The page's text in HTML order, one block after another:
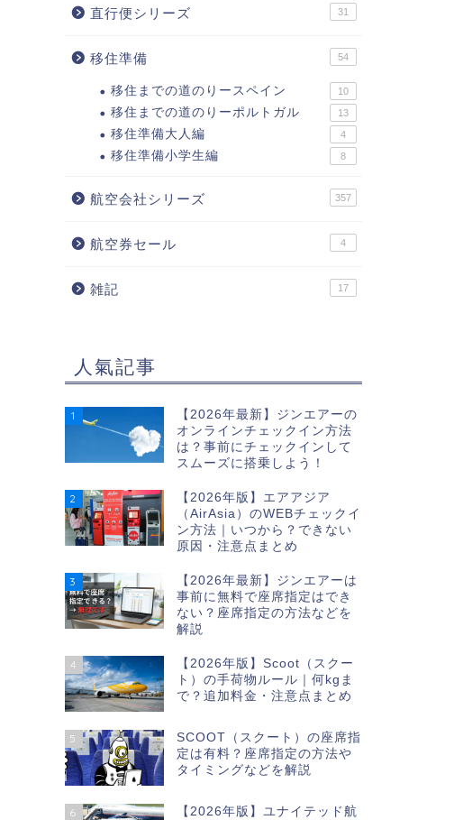
直行便シリーズ 31
移住準備 54
移住までの道のりースペイン 10
移住までの道のりーポルトガル 13
移住準備大人編 4
移住準備小学生編 8
航空会社シリーズ 357
航空券セール 4
雑記 17
人氣記事
1
【2026年最新】ジンエアーの
オンラインチェックイン方法
は？事前にチェックインして
スムーズに搭乗しよう！
2
【2026年版】エアアジア
（AirAsia）のWEBチェックイ
ン方法｜いつから？できない
原因・注意点まとめ
3
【2026年最新】ジンエアーは
事前に無料で座席指定はでき
ない？座席指定の方法などを
解説
4
【2026年版】Scoot（スクー
ト）の手荷物ルール｜何kgま
で？追加料金・注意点まとめ
5
SCOOT（スクート）の座席指
定は有料？座席指定の方法や
タイミングなどを解説
6 【2026年版】ユナイテッド航